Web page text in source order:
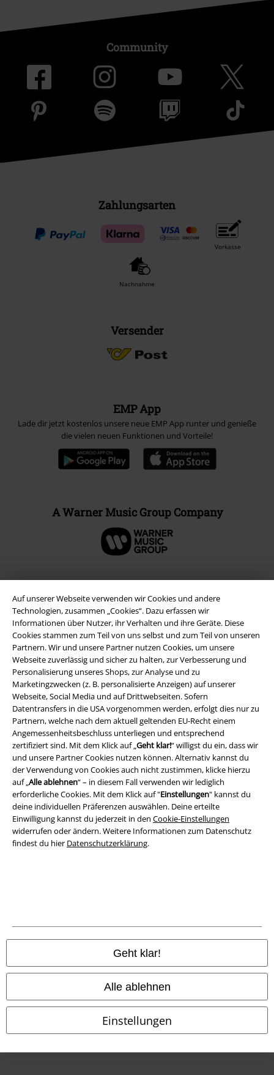
Auf unserer Webseite verwenden wir Cookies und andere
Technologien, zusammen „Cookies“. Dazu erfassen wir
Informationen über Nutzer, ihr Verhalten und ihre Geräte. Diese
Cookies stammen zum Teil von uns selbst und zum Teil von unseren
Partnern. Wir und unsere Partner nutzen Cookies, um unsere
Webseite zuverlässig und sicher zu halten, zur Verbesserung und
Personalisierung unseres Shops, zur Analyse und zu
Marketingzwecken (z. B. personalisierte Anzeigen) auf unserer
Webseite, Social Media und auf Drittwebseiten. Sofern
Datentransfers in die USA vorgenommen werden, erfolgt dies nur zu
Partnern, welche nach dem aktuell geltenden EU-Recht einem
Angemessenheitsbeschluss unterliegen und entsprechend
zertifiziert sind. Mit dem Klick auf „Geht klar!“ willigst du ein, dass wir
und unsere Partner Cookies nutzen können. Alternativ kannst du
der Verwendung von Cookies auch nicht zustimmen, klicke hierzu
auf „Alle ablehnen“ – in diesem Fall verwenden wir lediglich
erforderliche Cookies. Mit dem Klick auf "Einstellungen" kannst du
deine individuellen Präferenzen auswählen. Deine erteilte
Einwilligung kannst du jederzeit in den Cookie-Einstellungen
widerrufen oder ändern. Weitere Informationen zum Datenschutz
findest du hier Datenschutzerklärung.
Geht klar!
Alle ablehnen
Einstellungen
Community
Zahlungsarten
Vorkasse
Nachnahme
Versender
EMP App
Lade dir jetzt kostenlos unsere neue EMP App runter und genieße
die vielen neuen Funktionen und Vorteile!
A Warner Music Group Company
Rechtliches
AGB
Impressum
Datenschutz
Entsorgung und Umweltschutz
Konformitätserklärung
Information zur Barrierefreiheit
© 1986-2026 E.M.P. Merchandising HGmbH
EMP Online Shops